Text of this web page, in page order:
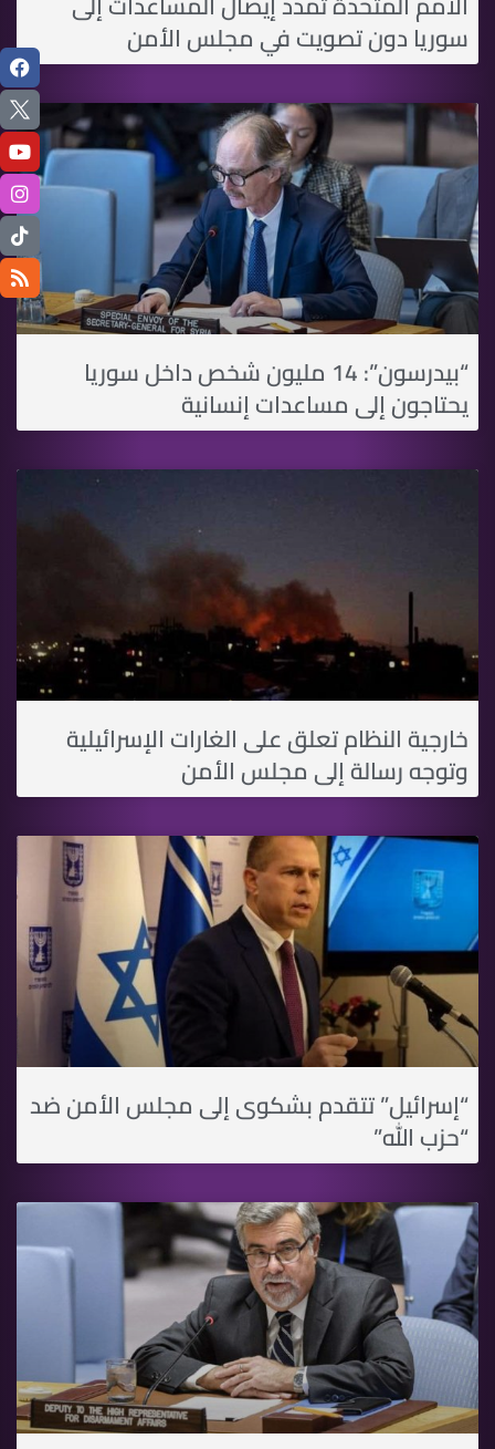
سوريا دون تصويت في مجلس الأمن
“بيدرسون”: 14 مليون شخص داخل سوريا
يحتاجون إلى مساعدات إنسانية
خارجية النظام تعلق على الغارات الإسرائيلية
وتوجه رسالة إلى مجلس الأمن
“إسرائيل” تتقدم بشكوى إلى مجلس الأمن ضد
“حزب الله”